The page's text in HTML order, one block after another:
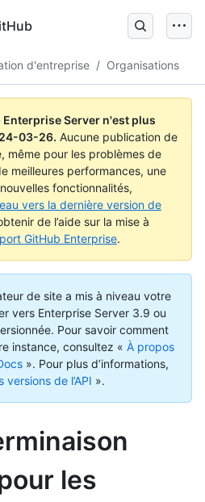
d'entreprise / Organisations
Server n'est plus
03-26. Aucune publication de
même pour les problèmes de
meilleures performances, une
fonctionnalités,
vers la dernière version de
de l’aide sur la mise à
GitHub Enterprise.
de site a mis à niveau votre
vers Enterprise Server 3.9 ou
Pour savoir comment
instance, consultez « À propos
». Pour plus d’informations,
de l’API ».
les